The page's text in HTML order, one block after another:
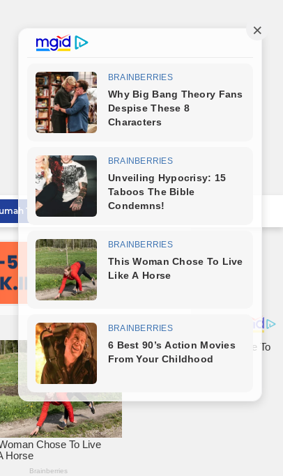
Wali Kota Tebingtinggi Sampaikan Ranperda Pertanggungjawaban APBD 2025
Sambut HUT RI ke-81, Wali Kota Tebingtinggi Bagikan Bendera Merah Putih Kepada Masyarakat
Wali Kota Tebingtinggi Lepas Kontingen Jambore Nasional Gerakan Pramuka XII Tahun 2026
Percepatan Turunkan Stunting
Bareng Kapolres dan Dandim, Wali Kota Tebingtinggi Jamu Taruna AKPOL di Rumah Dinas
Sat Reskrim Polres Tebingtinggi Selesaikan Kasus Pengeroyokan Melalui Restorative Justice